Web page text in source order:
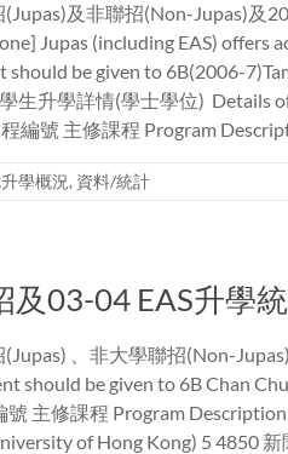
及非聯招(Non-Jupas)及
Jupas (including EAS) offers
should be given to 6B(2006-
生升學詳情(學士學位) Details
編號 主修課程 Program
學概況, 資料/統計
03-04 EAS升學
、非大學聯招(Non-
should be given to 6B Chan
號 主修課程 Program
of Hong Kong) 5 4850